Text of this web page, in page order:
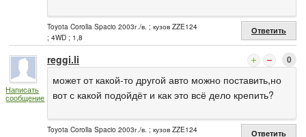
Toyota Corolla Spacio 2003г./в. ; кузов ZZE124
; 4WD ; 1,8
Ответить
Написать
сообщение
reggi.li 0
может от какой-то другой авто можно поставить,но
вот с какой подойдёт и как это всё дело крепить?
Toyota Corolla Spacio 2003г./в. ; кузов ZZE124
Ответить